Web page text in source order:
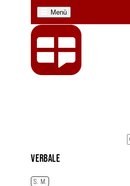
Menù
verbale
S. M.